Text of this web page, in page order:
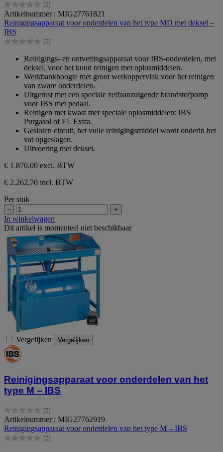
(0)
0.0
van
de
5
sterren.
Artikelnummer : MIG27761821
Reinigingsapparaat voor onderdelen van het type MD met deksel –
IBS
(0)
0.0
sterren.
Reinigings- en ontvettingsapparaat voor IBS-onderdelen, met
deksel, voor het koud reinigen met oplosmiddelen.
Werkbankhoogte met groot werkoppervlak voor het reinigen
van zware onderdelen.
Uitgerust met een speciale zelfaanzuigende brandstofpomp
voor IBS met pedaal.
Reinigen met kwast met speciale oplosmiddelen: IBS
Purgasol of EL Extra.
Gesloten circuit, het vuile reinigingsmiddel wordt onderin het
vat opgeslagen.
Uitvoering met deksel.
€ 1.870,00 excl. BTW
€ 2.262,70 incl. BTW
Per stuk
- +
In winkelwagen
Dit artikel is momenteel niet beschikbaar
Vergelijken Vergelijken
Reinigingsapparaat voor onderdelen van het
type M – IBS
(0)
0.0
van
de
5
Artikelnummer : MIG27762919
Reinigingsapparaat voor onderdelen van het type M – IBS
(0)
0.0